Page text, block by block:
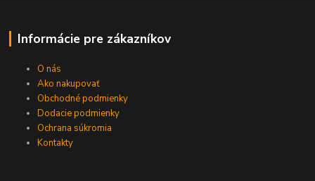
Informácie pre zákazníkov
O nás
Ako nakupovať
Obchodné podmienky
Dodacie podmienky
Ochrana súkromia
Kontakty